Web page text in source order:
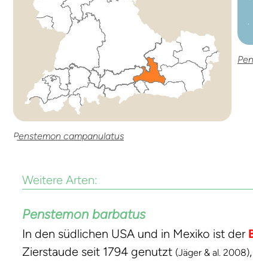
Penstemon campanulatus
Weitere Arten:
Penstemon barbatus
In den südlichen USA und in Mexiko ist der
Zierstaude seit 1794 genutzt (Jäger & al. 2008)